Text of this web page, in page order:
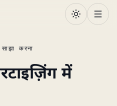
करना
में